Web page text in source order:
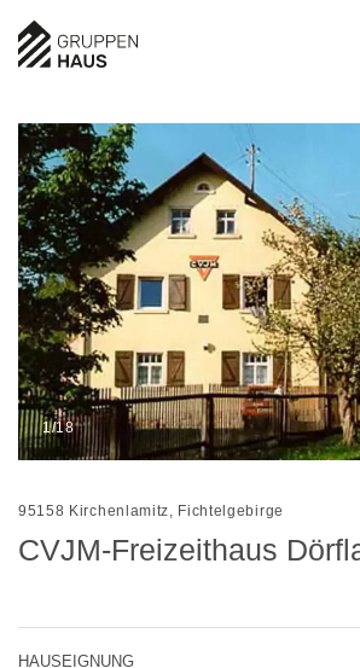
1/18
95158 Kirchenlamitz, Fichtelgebirge
CVJM-Freizeithaus
HAUSEIGNUNG